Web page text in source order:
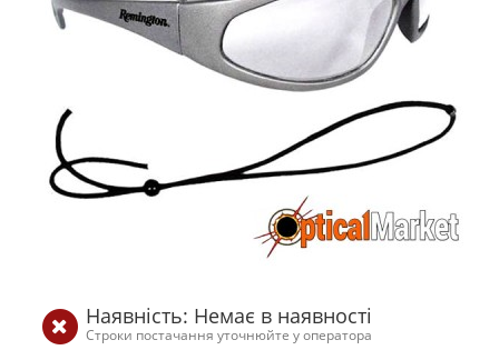
Наявність: Немає в наявності
Строки постачання уточнюйте у оператора